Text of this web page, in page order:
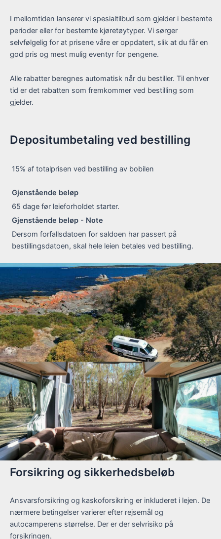
I mellomtiden lanserer vi spesialtilbud som gjelder i bestemte
perioder eller for bestemte kjøretøytyper. Vi sørger
selvfølgelig for at prisene våre er oppdatert, slik at du får en
god pris og mest mulig eventyr for pengene.
Alle rabatter beregnes automatisk når du bestiller. Til enhver
tid er det rabatten som fremkommer ved bestilling som
gjelder.
Depositumbetaling ved bestilling
15% af totalprisen ved bestilling av bobilen
Gjenstående beløp
65 dage før leieforholdet starter.
Gjenstående beløp - Note
Dersom forfallsdatoen for saldoen har passert på
bestillingsdatoen, skal hele leien betales ved bestilling.
Forsikring og sikkerhedsbeløb
Ansvarsforsikring og kaskoforsikring er inkluderet i lejen. De
nærmere betingelser varierer efter rejsemål og
autocamperens størrelse. Der er der selvrisiko på
forsikringen.